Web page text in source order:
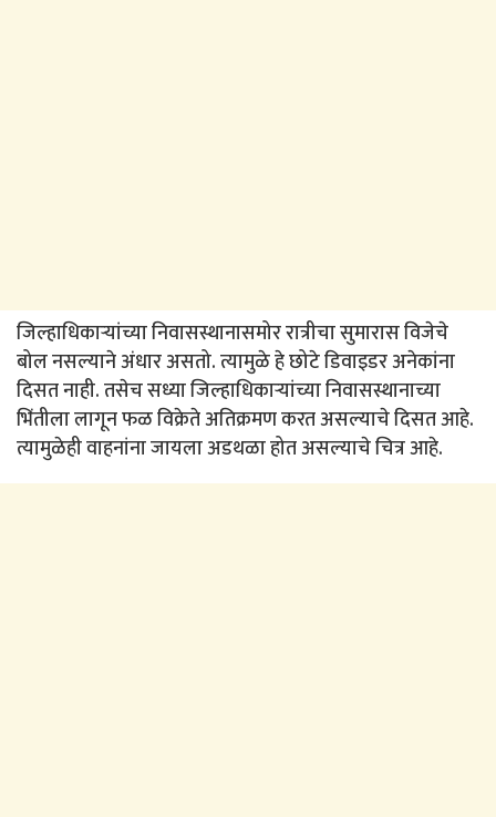
जिल्हाधिकाऱ्यांच्या निवासस्थानासमोर रात्रीचा सुमारास विजेचे
बोल नसल्याने अंधार असतो. त्यामुळे हे छोटे डिवाइडर अनेकांना
दिसत नाही. तसेच सध्या जिल्हाधिकाऱ्यांच्या निवासस्थानाच्या
भिंतीला लागून फळ विक्रेते अतिक्रमण करत असल्याचे दिसत आहे.
त्यामुळेही वाहनांना जायला अडथळा होत असल्याचे चित्र आहे.